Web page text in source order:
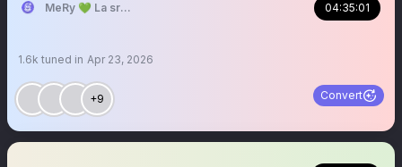
MeRy 💚 La sra que abre los espacios 04:35:01
1.6k tuned in Apr 23, 2026
+9 Convert